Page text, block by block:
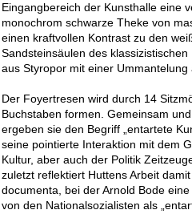
Eingangbereich der Kunsthalle eine
monochrom schwarze Theke von
einen kraftvollen Kontrast zu den
Sandsteinsäulen des
aus Styropor mit einer
Der Foyertresen wird durch 14
Buchstaben formen. Gemeinsam
ergeben sie den Begriff „entartete
seine pointierte Interaktion mit dem
Kultur, aber auch der Politik
zuletzt reflektiert Huttens Arbeit
documenta, bei der Arnold Bode
von den Nationalsozialisten als